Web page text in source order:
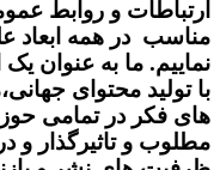
ارتباطات و روابط
مناسب در همه ابعاد
نماییم. ما به عنوان
با تولید محتوای
های فکر در تمامی
مطلوب و تاثیرگذار و